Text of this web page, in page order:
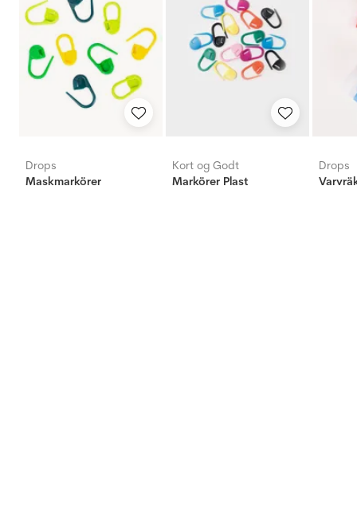
Drops
Maskmarkörer
Kort og Godt
Markörer Plast
Drops